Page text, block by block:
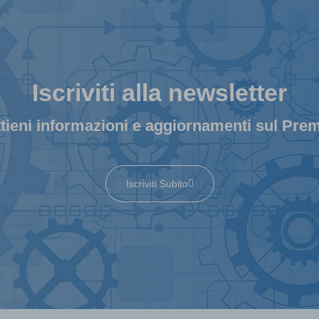
Iscriviti alla newsletter
informazioni e aggiornamenti sul
Iscriviti Subito